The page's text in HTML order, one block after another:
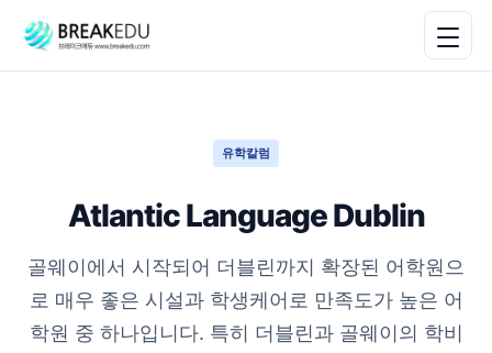
유학칼럼
Atlantic Language Dublin
골웨이에서 시작되어 더블린까지 확장된 어학원으
로 매우 좋은 시설과 학생케어로 만족도가 높은 어
학원 중 하나입니다. 특히 더블린과 골웨이의 학비